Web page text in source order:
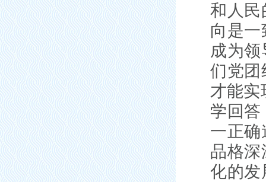
和人民
向是
成为
们党团
才能实
学回答
一正确
品格深
化的发